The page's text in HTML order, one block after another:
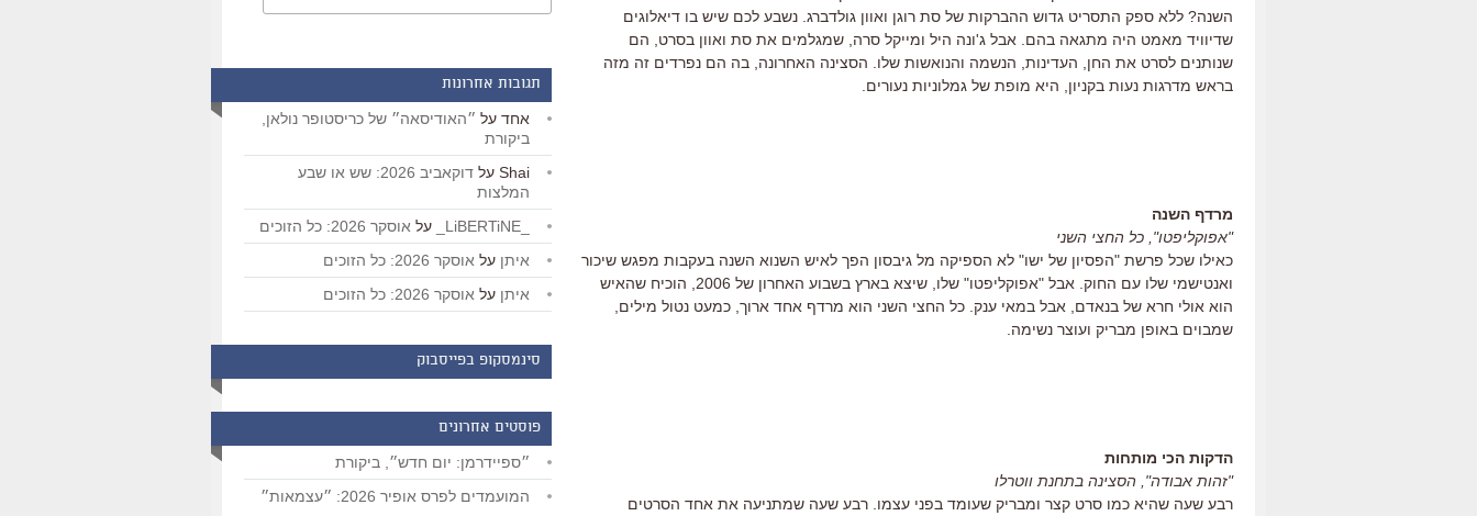
השנה? ללא ספק התסריט גדוש ההברקות של סת רוגן ואוון גולדברג. נשבע לכם שיש בו דיאלוגים
שדיוויד מאמט היה מתגאה בהם. אבל ג'ונה היל ומייקל סרה, שמגלמים את סת ואוון בסרט, הם
שנותנים לסרט את החן, העדינות, הנשמה והנואשות שלו. הסצינה האחרונה, בה הם נפרדים זה מזה
בראש מדרגות נעות בקניון, היא מופת של גמלוניות נעורים.
מרדף השנה
"אפוקליפטו", כל החצי השני
כאילו שכל פרשת "הפסיון של ישו" לא הספיקה מל גיבסון הפך לאיש השנוא השנה בעקבות מפגש שיכור
ואנטישמי שלו עם החוק. אבל "אפוקליפטו" שלו, שיצא בארץ בשבוע האחרון של 2006, הוכיח שהאיש
הוא אולי חרא של בנאדם, אבל במאי ענק. כל החצי השני הוא מרדף אחד ארוך, כמעט נטול מילים,
שמבוים באופן מבריק ועוצר נשימה.
הדקות הכי מותחות
"זהות אבודה", הסצינה בתחנת ווטרלו
רבע שעה שהיא כמו סרט קצר ומבריק שעומד בפני עצמו. רבע שעה שמתניעה את אחד הסרטים
תגובות אחרונות
אחד על ״האודיסאה״ של כריסטופר נולאן,
ביקורת
Shai על
דוקאביב 2026: שש או שבע
המלצות
על אוסקר 2026: כל הזוכים
איתן על אוסקר 2026: כל הזוכים
איתן על אוסקר 2026: כל הזוכים
סינמסקופ בפייסבוק
פוסטים אחרונים
״ספיידרמן: יום חדש״, ביקורת
המועמדים לפרס אופיר 2026: ״עצמאות״